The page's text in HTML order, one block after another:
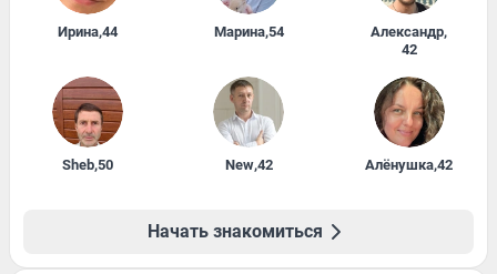
Ирина,44 Марина,54 Александр,
42
Sheb,50 New,42 Алёнушка,42
Начать знакомиться